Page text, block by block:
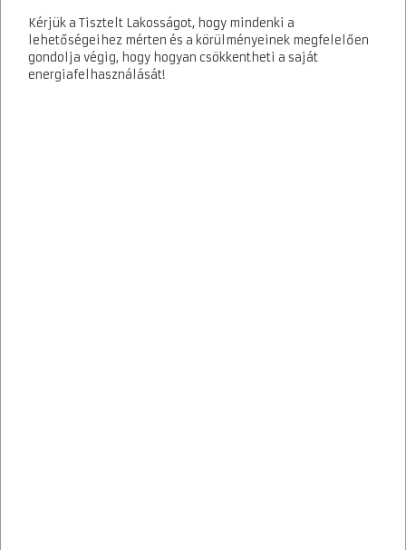
Kérjük a Tisztelt Lakosságot, hogy mindenki a
lehetőségeihez mérten és a körülményeinek megfelelően
gondolja végig, hogy hogyan csökkentheti a saját
energiafelhasználását!